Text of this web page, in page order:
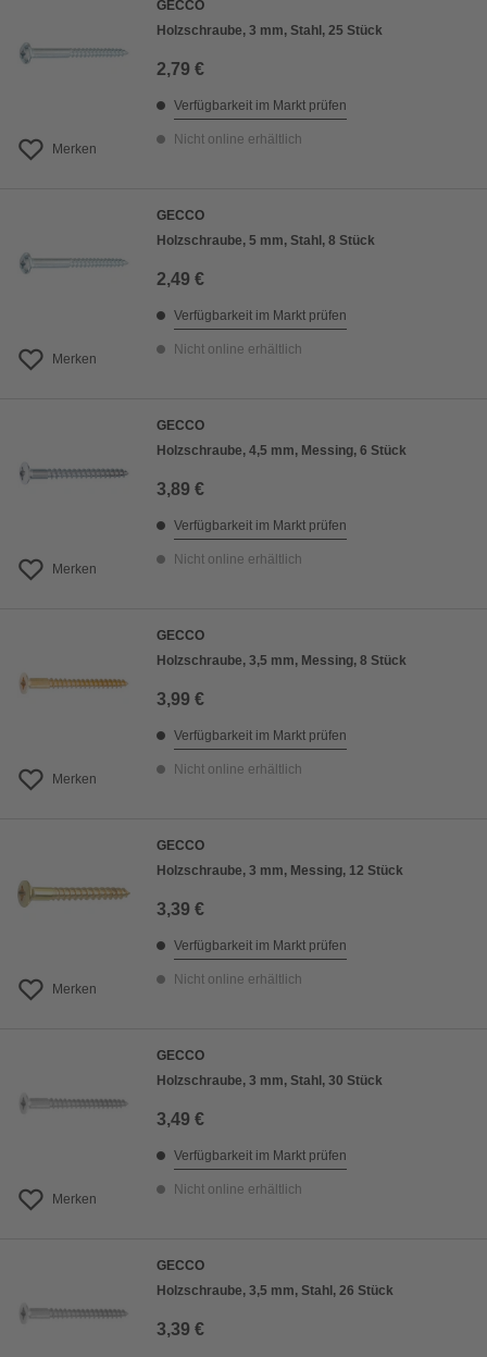
Merken
GECCO
Holzschraube, 3 mm, Stahl, 25 Stück
2,79 €
Verfügbarkeit im Markt prüfen
Nicht online erhältlich
Merken
GECCO
Holzschraube, 5 mm, Stahl, 8 Stück
2,49 €
Verfügbarkeit im Markt prüfen
Nicht online erhältlich
Merken
GECCO
Holzschraube, 4,5 mm, Messing, 6 Stück
3,89 €
Verfügbarkeit im Markt prüfen
Nicht online erhältlich
Merken
GECCO
Holzschraube, 3,5 mm, Messing, 8 Stück
3,99 €
Verfügbarkeit im Markt prüfen
Nicht online erhältlich
Merken
GECCO
Holzschraube, 3 mm, Messing, 12 Stück
3,39 €
Verfügbarkeit im Markt prüfen
Nicht online erhältlich
Merken
GECCO
Holzschraube, 3 mm, Stahl, 30 Stück
3,49 €
Verfügbarkeit im Markt prüfen
Nicht online erhältlich
GECCO
Holzschraube, 3,5 mm, Stahl, 26 Stück
3,39 €